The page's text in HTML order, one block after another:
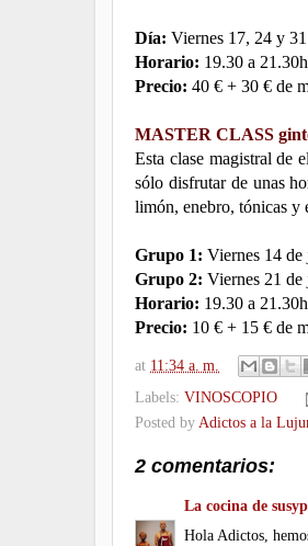
Día: Viernes 17, 24 y
Horario: 19.30 a
Precio: 40 € + 30 € de
MASTER CLASS
Esta clase magistral de
sólo disfrutar de unas
limón, enebro, tónicas y
Grupo 1: Viernes 14 de
Grupo 2: Viernes 21 de
Horario: 19.30 a
Precio: 10 € + 15 € de
at 11:34 a. m.
Labels: VINOSCOPIO
Posted byAdictos a la
2 comentarios:
La cocina de
Hola Adictos,